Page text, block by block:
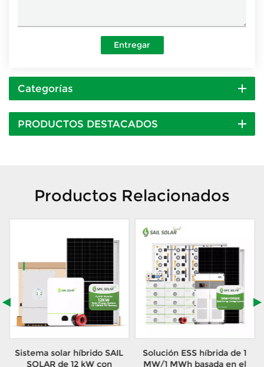
Entregar
Categorías
PRODUCTOS DESTACADOS
Productos Relacionados
Sistema solar híbrido SAIL
SOLAR de 12 kW con
Solución ESS híbrida de 1
MW/1 MWh basada en el